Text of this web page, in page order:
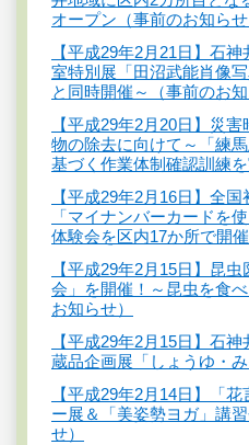
オープン（事前のお知らせ
【平成29年2月21日】石
室特別展「田沼武能肖像
と同時開催～（事前のお知
【平成29年2月20日】災
物の除去に向けて～「練
基づく作業体制確認訓練
【平成29年2月16日】全
「マイナンバーカードを
体験会を区内17か所で開
【平成29年2月15日】昆
会」を開催！～昆虫を食
お知らせ）
【平成29年2月15日】石
蔵品企画展「しょうゆ・
【平成29年2月14日】「
ー展＆「美姿勢ヨガ」講
せ）